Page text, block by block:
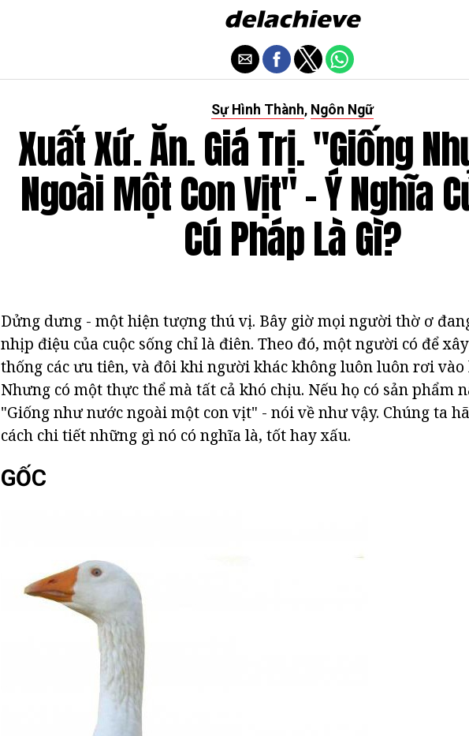
Sự Hình Thành, Ngôn Ngữ
Xuất Xứ. Ăn. Giá Trị. "Giống
Ngoài Một Con Vịt" - Ý Nghĩa
Cú Pháp Là Gì?
Dửng dưng - một hiện tượng thú vị. Bây giờ mọi người thờ ơ
nhịp điệu của cuộc sống chỉ là điên. Theo đó, một người có để
thống các ưu tiên, và đôi khi người khác không luôn luôn rơi vào
Nhưng có một thực thể mà tất cả khó chịu. Nếu họ có sản phẩm
"Giống như nước ngoài một con vịt" - nói về như vậy. Chúng ta
cách chi tiết những gì nó có nghĩa là, tốt hay xấu.
GỐC